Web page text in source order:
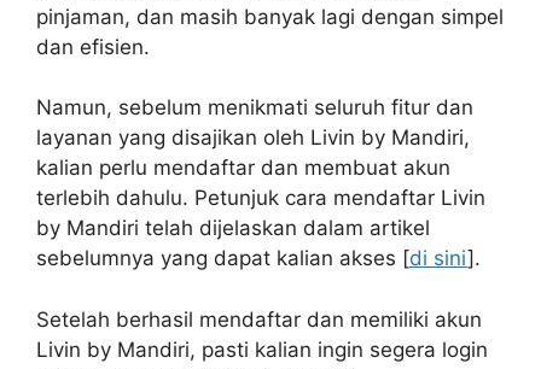
pinjaman, dan masih banyak lagi dengan simpel
dan efisien.
Namun, sebelum menikmati seluruh fitur dan
layanan yang disajikan oleh Livin by Mandiri,
kalian perlu mendaftar dan membuat akun
terlebih dahulu. Petunjuk cara mendaftar Livin
by Mandiri telah dijelaskan dalam artikel
sebelumnya yang dapat kalian akses [di sini].
Setelah berhasil mendaftar dan memiliki akun
Livin by Mandiri, pasti kalian ingin segera login